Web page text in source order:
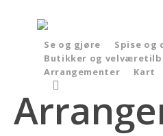
Se og gjøre
Spise og
Butikker og
Arrangementer
Kart